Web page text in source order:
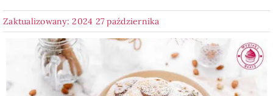
Napoje
Zaktualizowany: 2024 27 października